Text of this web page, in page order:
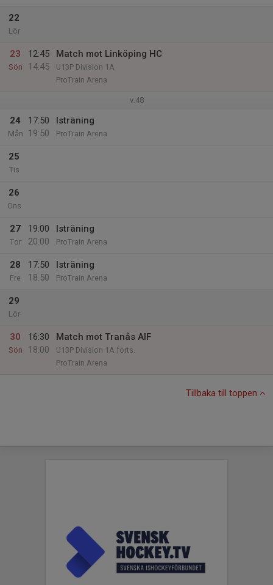
22
Lör
23
Sön
12:45
14:45
Match mot Linköping HC
U13P Division 1A
ProTrain Arena
v.48
24
Mån
17:50
19:50
Isträning
ProTrain Arena
25
Tis
26
Ons
27
Tor
19:00
20:00
Isträning
ProTrain Arena
28
Fre
17:50
18:50
Isträning
ProTrain Arena
29
Lör
30
Sön
16:30
18:00
Match mot Tranås AIF
U13P Division 1A forts.
ProTrain Arena
Tillbaka till toppen